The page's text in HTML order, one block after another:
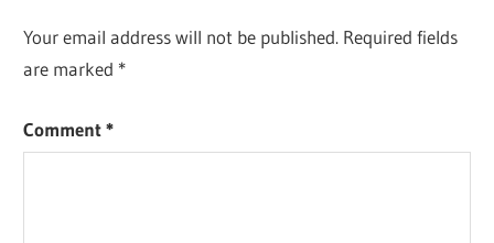
Your email address will not be published. Required fields
are marked *
Comment*